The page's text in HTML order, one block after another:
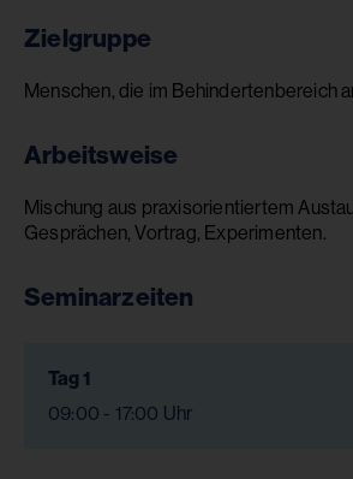
Zielgruppe
Menschen, die im Behindertenbereich
Arbeitsweise
Mischung aus praxisorientiertem
Gesprächen, Vortrag, Experimenten.
Seminarzeiten
Tag 1
09:00 - 17:00 Uhr